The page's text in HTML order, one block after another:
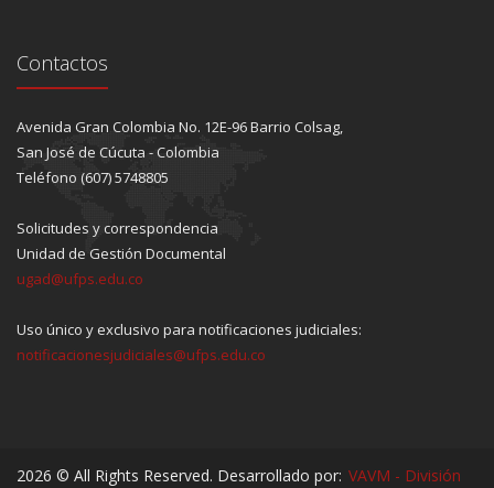
Contactos
Avenida Gran Colombia No. 12E-96 Barrio Colsag,
San José de Cúcuta - Colombia
Teléfono (607) 5748805
Solicitudes y correspondencia
Unidad de Gestión Documental
ugad@ufps.edu.co
Uso único y exclusivo para notificaciones judiciales:
notificacionesjudiciales@ufps.edu.co
2026 © All Rights Reserved. Desarrollado por: VAVM - División